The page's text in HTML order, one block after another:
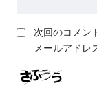
次回のコメン
メールアドレ